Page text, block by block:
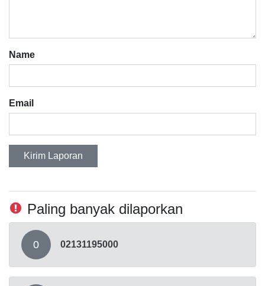
Name
Email
Kirim Laporan
Paling banyak dilaporkan
0 02131195000